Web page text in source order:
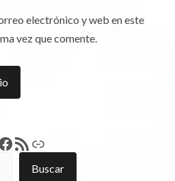
electrónico y web en este
vez que comente.
Pérez
Feed RSSEnlace
Buscar